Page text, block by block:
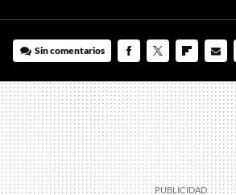
Sin comentarios
MAIL